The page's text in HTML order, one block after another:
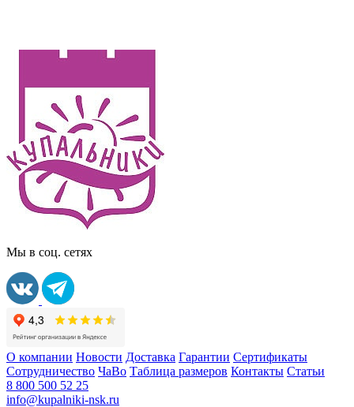
Мы в соц. сетях
О компании Новости Доставка Гарантии Сертификаты
Сотрудничество ЧаВо Таблица размеров Контакты Статьи
8 800 500 52 25
info@kupalniki-nsk.ru